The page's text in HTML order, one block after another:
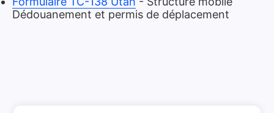
Dédouanement et permis de déplacement